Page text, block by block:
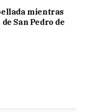
mientras
San Pedro de